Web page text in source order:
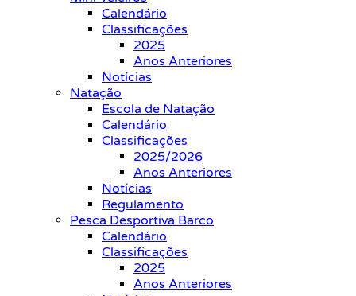
Calendário
Classificações
2025
Anos Anteriores
Notícias
Natação
Escola de Natação
Calendário
Classificações
2025/2026
Anos Anteriores
Notícias
Regulamento
Pesca Desportiva Barco
Calendário
Classificações
2025
Anos Anteriores